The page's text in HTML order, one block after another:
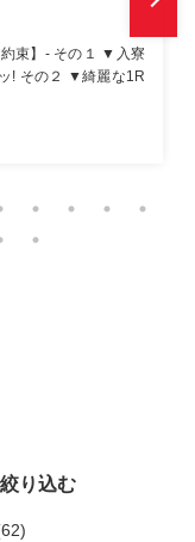
束】- その１ ▼入寮
! その２ ▼綺麗な1R
り込む